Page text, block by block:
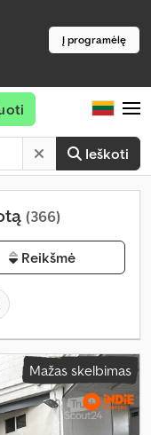
Į programėlę
Ieškoti
(366)
Reikšmė
Mažas skelbimas